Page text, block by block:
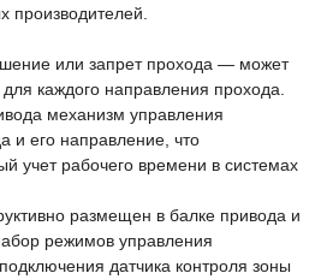
производителей.
или запрет прохода — может
каждого направления прохода.
механизм управления
и его направление, что
учет рабочего времени в системах
размещен в балке привода и
режимов управления
датчика контроля зоны